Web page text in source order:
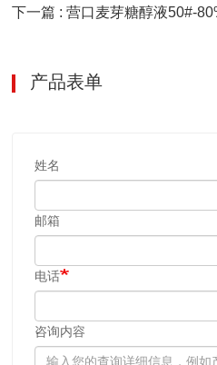
下一篇 : 营口麦芽糖醇液50#-
产品表单
姓名
邮箱
电话
咨询内容